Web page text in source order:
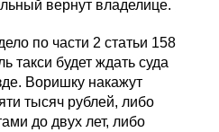
вернут владелице.
по части 2 статьи 158
такси будет ждать суда
Воришку накажут
тысяч рублей, либо
до двух лет, либо